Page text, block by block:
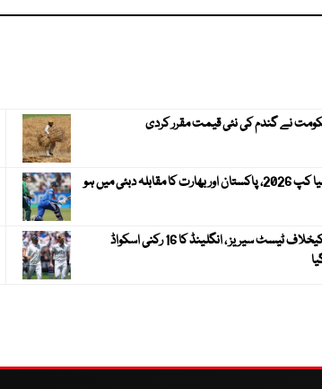
نے گندم کی نئی قیمت مقرر کردی
ویمنز ایشیا کپ 2026، پاکستان اور بھارت کا مقابلہ دبئی میں ہو
پاکستان کیخلاف ٹیسٹ سیریز ، انگلینڈ کا 16 رکنی اسکواڈ